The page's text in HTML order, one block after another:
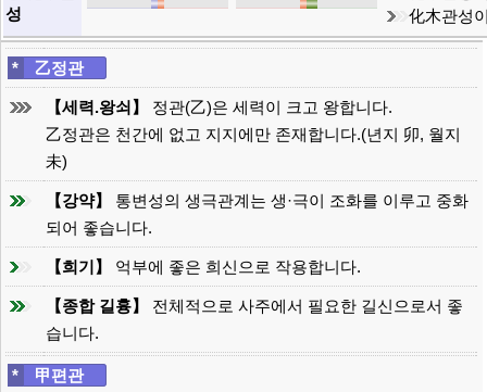
성
化木관성
* 乙정관
【세력.왕쇠】
정관(乙)은 세력이 크고 왕합니다.
乙정관은 천간에 없고 지지에만 존재합니다.(년지 卯, 월지
未)
【강약】
통변성의 생극관계는 생·극이 조화를 이루고 중화
되어 좋습니다.
【희기】 억부에 좋은 희신으로 작용합니다.
【종합 길흉】
전체적으로 사주에서 필요한 길신으로서 좋
습니다.
* 甲편관